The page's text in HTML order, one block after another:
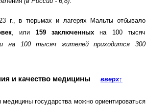
г., в тюрьмах и лагерях Мальты отбывало
, или 159 заключенныхна 100 тысяч
на 100 тысяч жителей приходится 300
и качество медицины вверх↑
медицины государства можно ориентироваться